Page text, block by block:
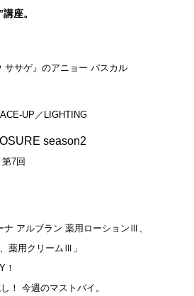
座。
ササゲ』のアニョー パスカル
UP／LIGHTING
season2
7回
ナ アルブラン 薬用ローションⅢ、
薬用クリームⅢ」
！
！ 今週のマストバイ。